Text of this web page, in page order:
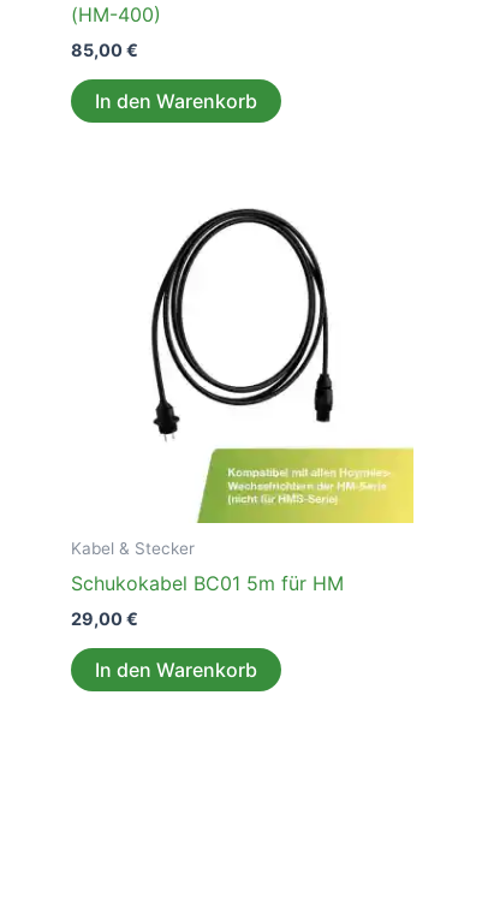
(HM-400)
85,00€
In den Warenkorb
Kabel & Stecker
Schukokabel BC01 5m für HM
29,00€
In den Warenkorb